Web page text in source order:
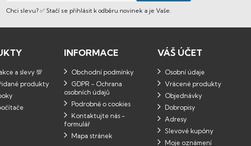
Chci slevu? ✅ Stačí se přihlásit k odběru novinek a je Vaše.
a slevy 💯
produkty
INFORMACE
Obchodní podmínky
GDPR - Ochrana
osobních údajů
Podrobně o cookies
Kontaktujte nás -
formulář
Mapa stránek
VÁŠ ÚČET
Osobní údaje
Vrácené produkty
Objednávky
Dobropisy
Adresy
Slevové kupóny
Moje oznámení